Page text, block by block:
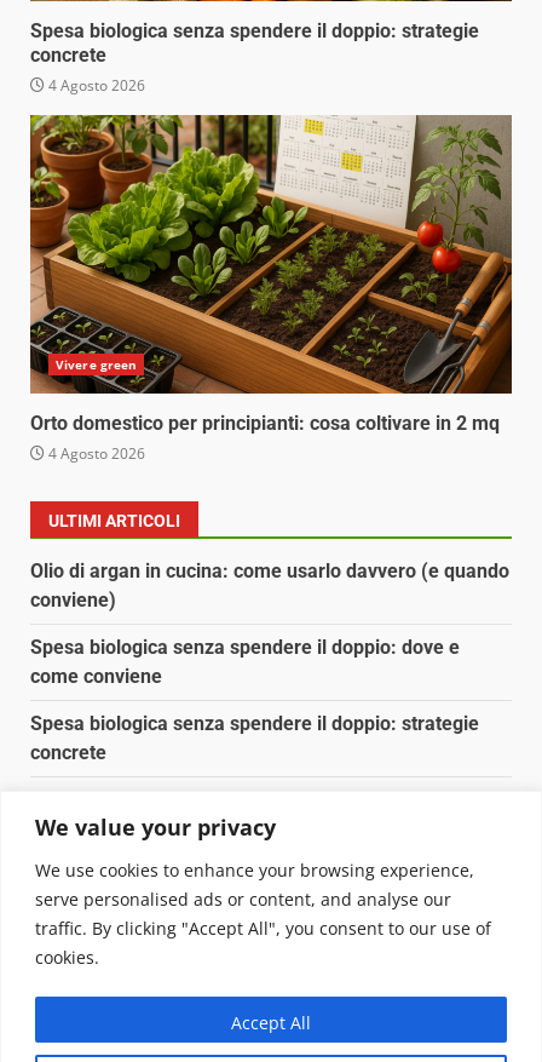
We value your privacy
We use cookies to enhance your browsing experience,
serve personalised ads or content, and analyse our
traffic. By clicking "Accept All", you consent to our use of
cookies.
Accept All
Spesa biologica senza spendere il doppio: strategie
concrete
4 Agosto 2026
Vivere green
Orto domestico per principianti: cosa coltivare in 2 mq
4 Agosto 2026
ULTIMI ARTICOLI
Olio di argan in cucina: come usarlo davvero (e quando
conviene)
Spesa biologica senza spendere il doppio: dove e
come conviene
Spesa biologica senza spendere il doppio: strategie
concrete
Pulizia naturale della casa: 3 ingredienti che
sostituiscono 10 prodotti chimici
Copyright © 2025 Biopianeta.it proprietà di Jws Media
Questo blog non è una testata giornalistica, in quanto
viene aggiornato senza alcuna periodicità. Non può